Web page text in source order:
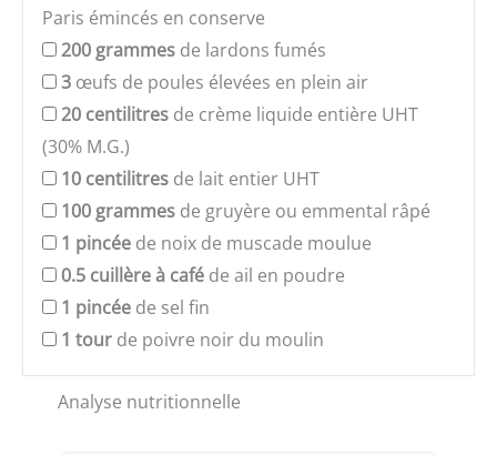
Paris émincés en conserve
200 grammes de lardons fumés
3 œufs de poules élevées en plein air
20 centilitres de crème liquide entière UHT
(30% M.G.)
10 centilitres de lait entier UHT
100 grammes de gruyère ou emmental râpé
1 pincée de noix de muscade moulue
0.5 cuillère à café de ail en poudre
1 pincée de sel fin
1 tour de poivre noir du moulin
Analyse nutritionnelle